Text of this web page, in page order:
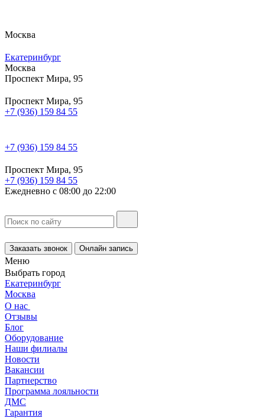
Москва
Екатеринбург
Москва
Проспект Мира, 95
Проспект Мира, 95
+7 (936) 159 84 55
+7 (936) 159 84 55
Проспект Мира, 95
+7 (936) 159 84 55
Ежедневно с 08:00 до 22:00
Заказать звонок Онлайн запись
Меню
Выбрать город
Екатеринбург
Москва
О нас
Отзывы
Блог
Оборудование
Наши филиалы
Новости
Вакансии
Партнерство
Программа лояльности
ДМС
Гарантия